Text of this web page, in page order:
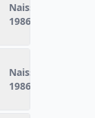
Naissances
1986
Naissances
1986